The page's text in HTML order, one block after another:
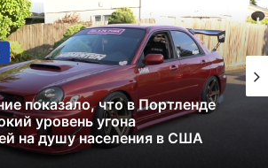
огромный избыток сыра